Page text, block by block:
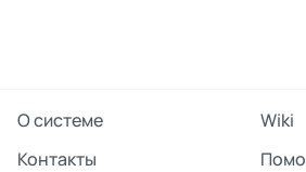
О системе
Wiki
Контакты